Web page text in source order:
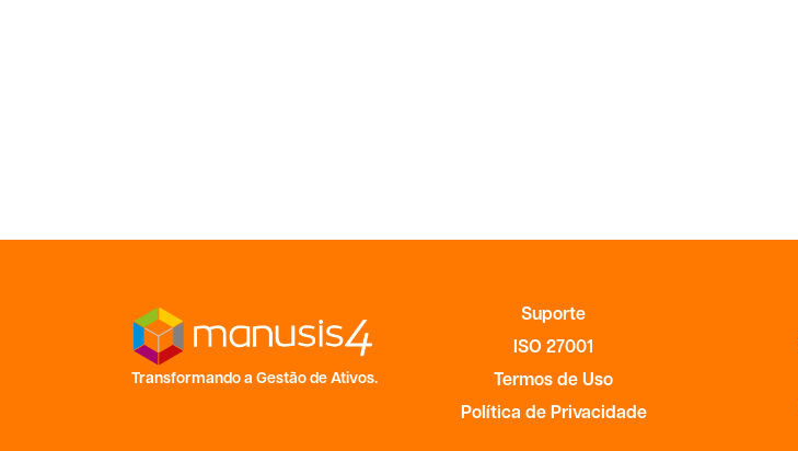
Transformando a Gestão de Ativos.
Suporte
ISO 27001
Termos de Uso
Política de Privacidade